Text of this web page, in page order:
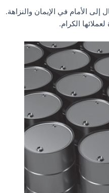
إلى الأمام في الإيمان والنزاهة.
الكرام.